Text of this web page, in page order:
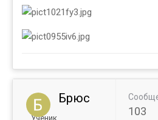
Брюс
Ученик
103